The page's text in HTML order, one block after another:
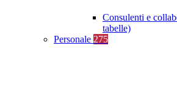
Consulenti e
tabelle)
Personale 275